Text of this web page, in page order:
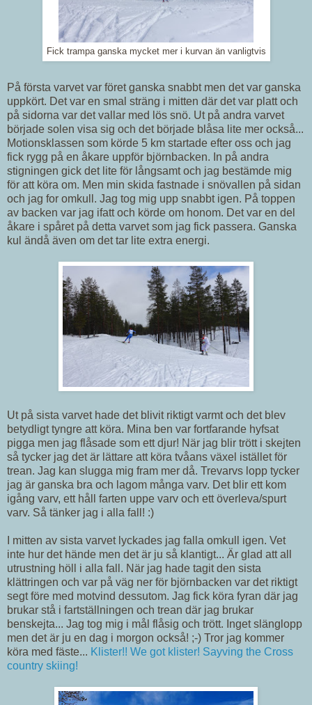
Fick trampa ganska mycket mer i kurvan än vanligtvis
På första varvet var föret ganska snabbt men det var ganska
uppkört. Det var en smal sträng i mitten där det var platt och
på sidorna var det vallar med lös snö. Ut på andra varvet
började solen visa sig och det började blåsa lite mer också...
Motionsklassen som körde 5 km startade efter oss och jag
fick rygg på en åkare uppför björnbacken. In på andra
stigningen gick det lite för långsamt och jag bestämde mig
för att köra om. Men min skida fastnade i snövallen på sidan
och jag for omkull. Jag tog mig upp snabbt igen. På toppen
av backen var jag ifatt och körde om honom. Det var en del
åkare i spåret på detta varvet som jag fick passera. Ganska
kul ändå även om det tar lite extra energi.
Ut på sista varvet hade det blivit riktigt varmt och det blev
betydligt tyngre att köra. Mina ben var fortfarande hyfsat
pigga men jag flåsade som ett djur! När jag blir trött i skejten
så tycker jag det är lättare att köra tvåans växel istället för
trean. Jag kan slugga mig fram mer då. Trevarvs lopp tycker
jag är ganska bra och lagom många varv. Det blir ett kom
igång varv, ett håll farten uppe varv och ett överleva/spurt
varv. Så tänker jag i alla fall! :)
I mitten av sista varvet lyckades jag falla omkull igen. Vet
inte hur det hände men det är ju så klantigt... Är glad att all
utrustning höll i alla fall. När jag hade tagit den sista
klättringen och var på väg ner för björnbacken var det riktigt
segt före med motvind dessutom. Jag fick köra fyran där jag
brukar stå i fartställningen och trean där jag brukar
benskejta... Jag tog mig i mål flåsig och trött. Inget slänglopp
men det är ju en dag i morgon också! ;-) Tror jag kommer
köra med fäste... Klister!! We got klister! Sayving the Cross
country skiing!